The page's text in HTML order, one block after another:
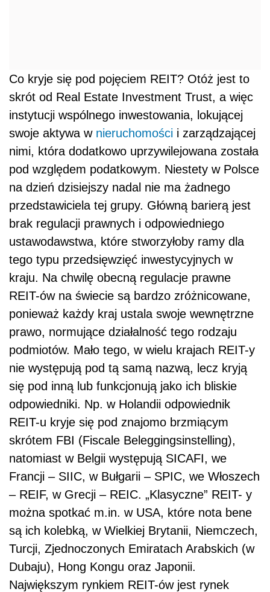
Co kryje się pod pojęciem REIT? Otóż jest to
skrót od Real Estate Investment Trust, a więc
instytucji wspólnego inwestowania, lokującej
swoje aktywa w nieruchomości i zarządzającej
nimi, która dodatkowo uprzywilejowana została
pod względem podatkowym. Niestety w Polsce
na dzień dzisiejszy nadal nie ma żadnego
przedstawiciela tej grupy. Główną barierą jest
brak regulacji prawnych i odpowiedniego
ustawodawstwa, które stworzyłoby ramy dla
tego typu przedsięwzięć inwestycyjnych w
kraju. Na chwilę obecną regulacje prawne
REIT-ów na świecie są bardzo zróżnicowane,
ponieważ każdy kraj ustala swoje wewnętrzne
prawo, normujące działalność tego rodzaju
podmiotów. Mało tego, w wielu krajach REIT-y
nie występują pod tą samą nazwą, lecz kryją
się pod inną lub funkcjonują jako ich bliskie
odpowiedniki. Np. w Holandii odpowiednik
REIT-u kryje się pod znajomo brzmiącym
skrótem FBI (Fiscale Beleggingsinstelling),
natomiast w Belgii występują SICAFI, we
Francji – SIIC, w Bułgarii – SPIC, we Włoszech
– REIF, w Grecji – REIC. „Klasyczne” REIT- y
można spotkać m.in. w USA, które nota bene
są ich kolebką, w Wielkiej Brytanii, Niemczech,
Turcji, Zjednoczonych Emiratach Arabskich (w
Dubaju), Hong Kongu oraz Japonii.
Największym rynkiem REIT-ów jest rynek